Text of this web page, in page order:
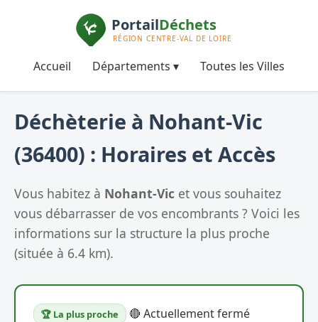
Accueil Départements ▾ Toutes les Villes
Déchèterie à Nohant-Vic
(36400) : Horaires et Accès
Vous habitez à Nohant-Vic et vous souhaitez
vous débarrasser de vos encombrants ? Voici les
informations sur la structure la plus proche
(située à 6.4 km).
🏆 La plus proche 🔴 Actuellement fermé